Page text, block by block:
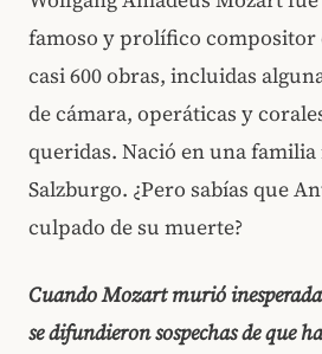
famoso y prolífico compositor
casi 600 obras, incluidas
de cámara, operáticas y
queridas. Nació en una
Salzburgo. ¿Pero sabías que
culpado de su muerte?
Cuando Mozart murió
se difundieron sospechas de que